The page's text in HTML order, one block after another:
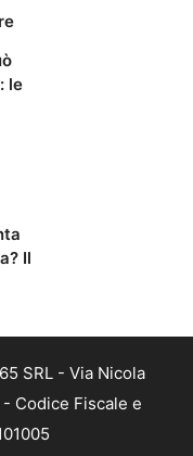
le
Il
SRL - Via Nicola
- Codice Fiscale e